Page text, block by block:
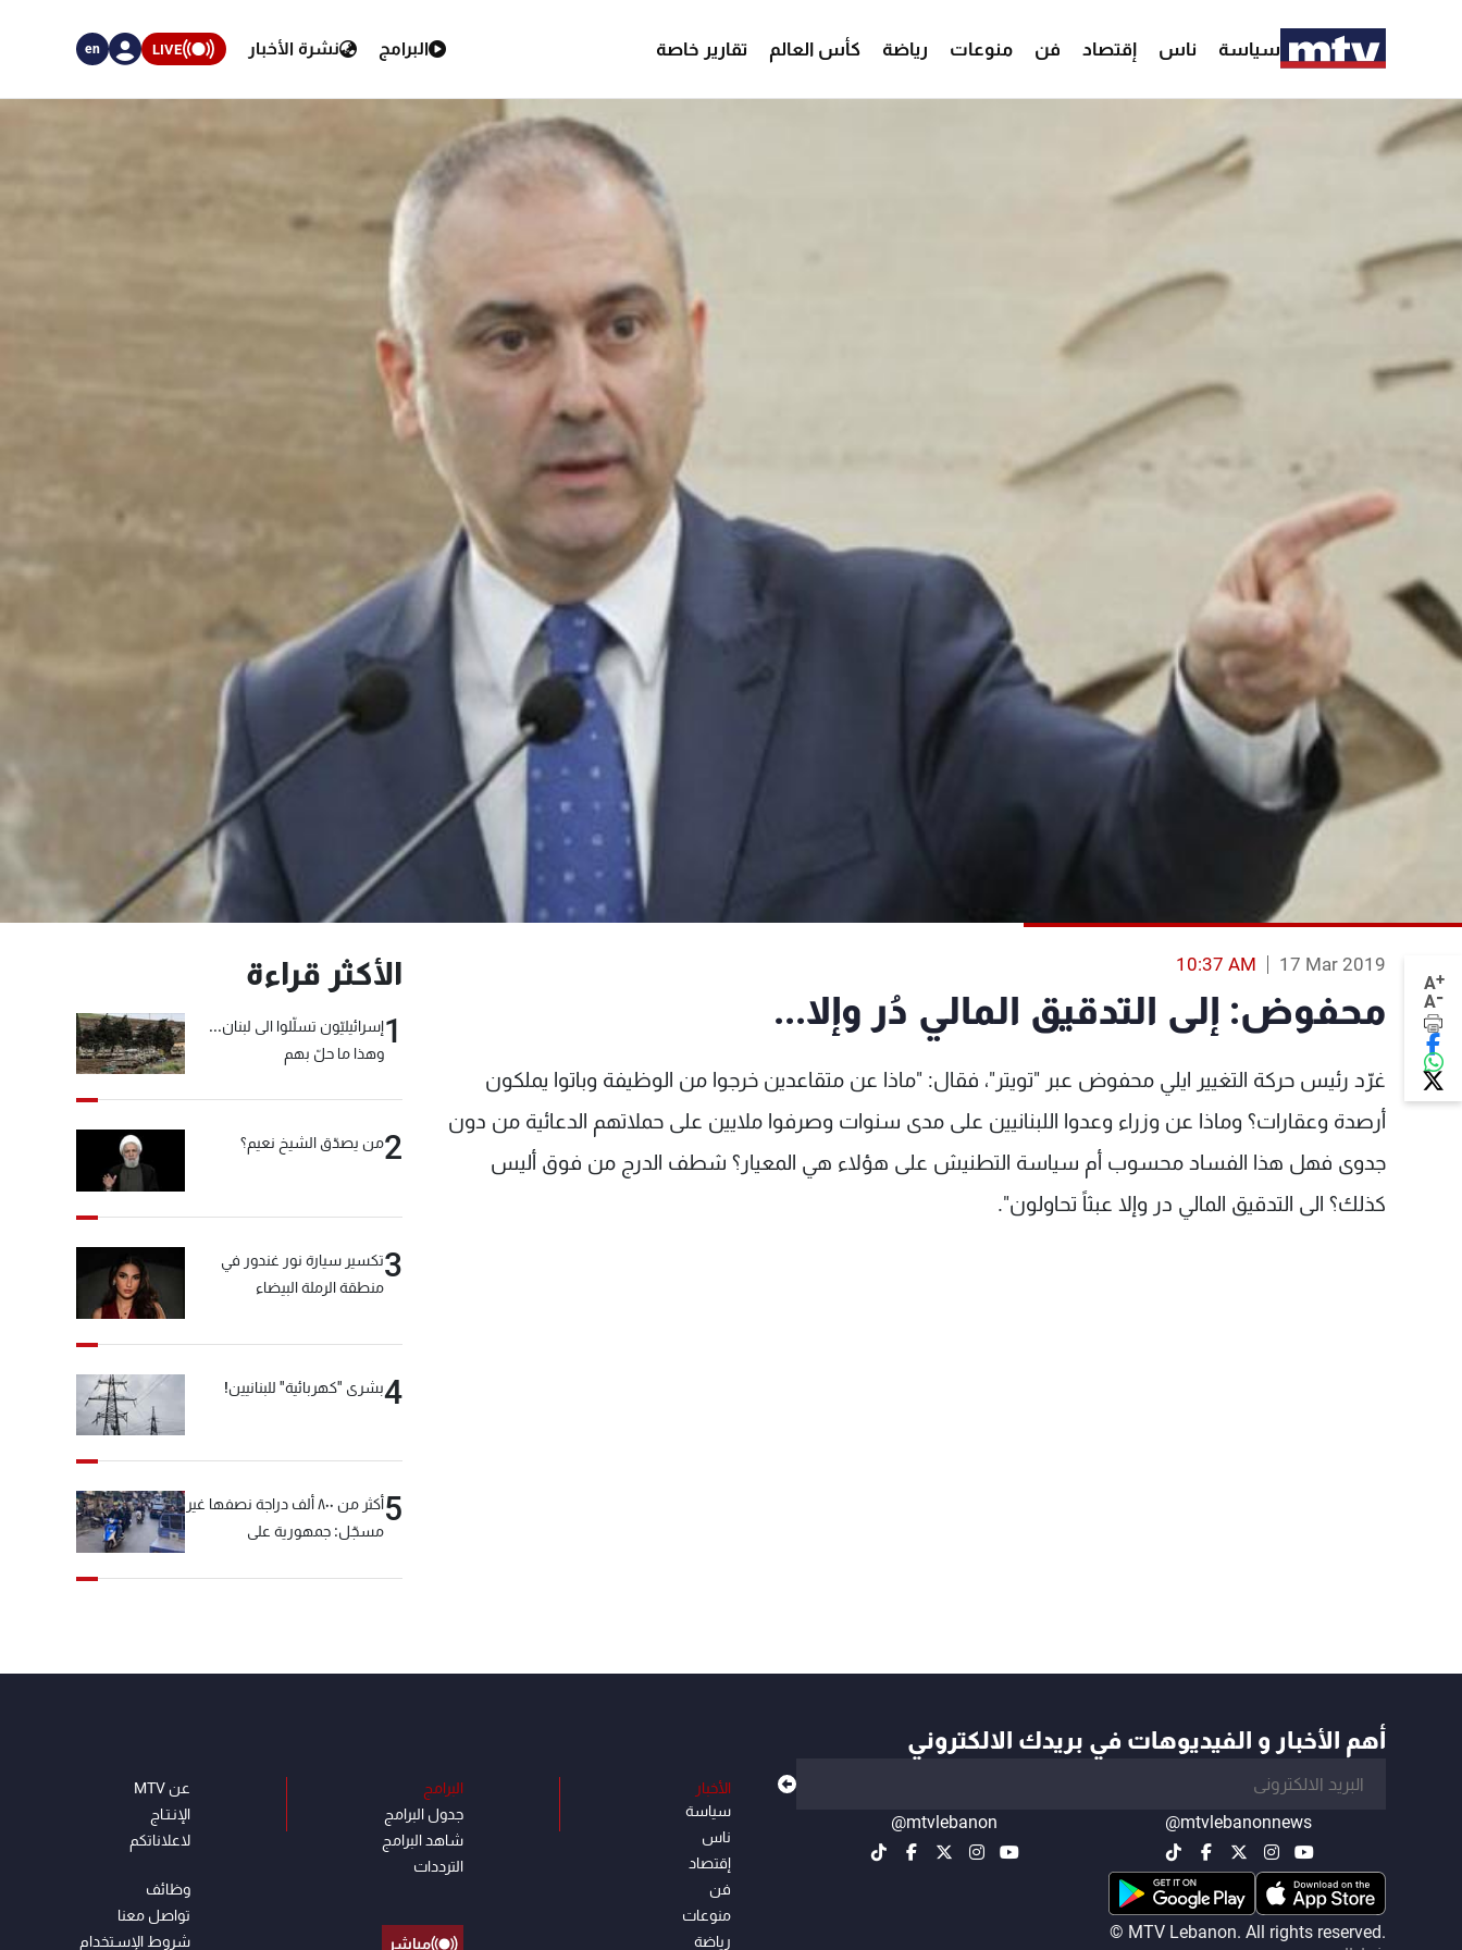
سياسة ناس إقتصاد فن منوعات رياضة كأس العالم تقارير خاصة البرامج نشرة الأخبار LIVE
en
A+
A-
17 Mar 2019
10:37 AM
محفوض: إلى التدقيق المالي دُر وإلا...
غرّد رئيس حركة التغيير ايلي محفوض عبر "تويتر"، فقال: "ماذا عن متقاعدين خرجوا من الوظيفة وباتوا يملكون
أرصدة وعقارات؟ وماذا عن وزراء وعدوا اللبنانيين على مدى سنوات وصرفوا ملايين على حملاتهم الدعائية من دون
جدوى فهل هذا الفساد محسوب أم سياسة التطنيش على هؤلاء هي المعيار؟ شطف الدرج من فوق أليس
كذلك؟ الى التدقيق المالي در وإلا عبثاً تحاولون".
الأكثر قراءة
1إسرائيليّون تسلّلوا الى لبنان...
وهذا ما حلّ بهم
2من يصدّق الشيخ نعيم؟
3تكسير سيارة نور غندور في
منطقة الرملة البيضاء
4بشرى "كهربائية" للبنانيين!
5
أكثر من ٨٠٠ ألف دراجة نصفها غير
مسجّل: جمهورية على
أهم الأخبار و الفيديوهات في بريدك الالكتروني
@mtvlebanonnews
@mtvlebanon
© MTV Lebanon. All rights reserved.
الأخبار
سياسة
ناس
إقتصاد
فن
منوعات
رياضة
البرامج
جدول البرامج
شاهد البرامج
الترددات
مباشر
عن MTV
الإنـتـاج
لاعلاناتكم
وظائف
تواصل معنا
شروط الإسـتخدام